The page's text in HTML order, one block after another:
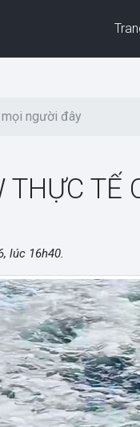
người đây
THỰC TẾ
lúc 16h40.